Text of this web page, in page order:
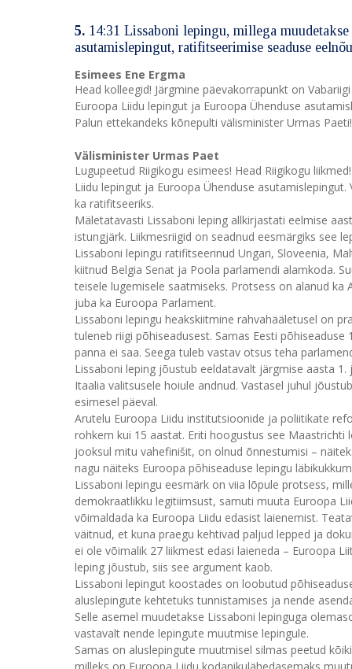
5. 14:31 Lissaboni lepingu, millega
asutamislepingut, ratifitseerimise seaduse
Esimees Ene Ergma
Head kolleegid! Järgmine päevakorrapunkt on
Euroopa Liidu lepingut ja Euroopa Ühenduse
Palun ettekandeks kõnepulti välisminister Urmas Paeti!
Välisminister Urmas Paet
Lugupeetud Riigikogu esimees! Head Riigikogu
Liidu lepingut ja Euroopa Ühenduse
ka ratifitseeriks.
Mäletatavasti Lissaboni leping allkirjastati eelmise
istungjärk. Liikmesriigid on seadnud eesmärgiks see
Lissaboni lepingu ratifitseerinud Ungari, Sloveenia,
kiitnud Belgia Senat ja Poola parlamendi alamkoda.
teisele lugemisele saatmiseks. Protsess on alanud
juba ka Euroopa Parlament.
Lissaboni lepingu heakskiitmine rahvahääletusel on
tuleneb riigi põhiseadusest. Samas Eesti
panna ei saa. Seega tuleb vastav otsus teha
Lissaboni leping jõustub eeldatavalt järgmise aasta
Itaalia valitsusele hoiule andnud. Vastasel juhul
esimesel päeval.
Arutelu Euroopa Liidu institutsioonide ja poliitikate
rohkem kui 15 aastat. Eriti hoogustus see
jooksul mitu vahefinišit, on olnud õnnestumisi –
nagu näiteks Euroopa põhiseaduse lepingu
Lissaboni lepingu eesmärk on viia lõpule protsess,
demokraatlikku legitiimsust, samuti muuta Euroopa
võimaldada ka Euroopa Liidu edasist laienemist.
väitnud, et kuna praegu kehtivad paljud lepped ja
ei ole võimalik 27 liikmest edasi laieneda – Euroopa
leping jõustub, siis see argument kaob.
Lissaboni lepingut koostades on loobutud
aluslepingute kehtetuks tunnistamises ja nende
Selle asemel muudetakse Lissaboni lepinguga
vastavalt nende lepingute muutmise lepingule.
Samas on aluslepingute muutmisel silmas peetud